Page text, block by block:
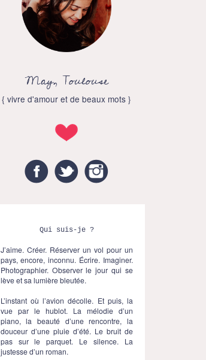
May, Toulouse
{ vivre d'amour et de beaux mots }
FacebookTwitter
Qui suis-je ?
J’aime. Créer. Réserver un vol pour un
pays, encore, inconnu. Écrire. Imaginer.
Photographier. Observer le jour qui se
lève et sa lumière bleutée.
L’instant où l’avion décolle. Et puis, la
vue par le hublot. La mélodie d’un
piano, la beauté d’une rencontre, la
douceur d’une pluie d’été. Le bruit de
pas sur le parquet. Le silence. La
justesse d’un roman.